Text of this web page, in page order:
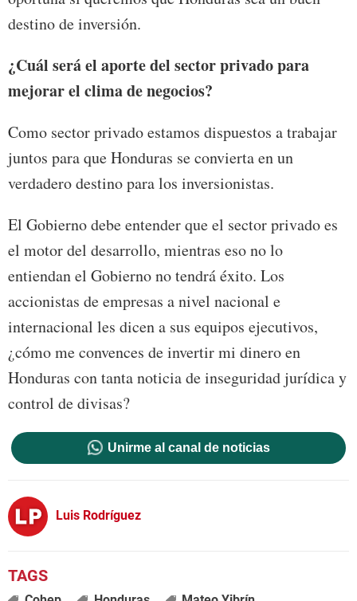
destino de inversión.
¿Cuál será el aporte del sector privado para
mejorar el clima de negocios?
Como sector privado estamos dispuestos a trabajar
juntos para que Honduras se convierta en un
verdadero destino para los inversionistas.
El Gobierno debe entender que el sector privado es
el motor del desarrollo, mientras eso no lo
entiendan el Gobierno no tendrá éxito. Los
accionistas de empresas a nivel nacional e
internacional les dicen a sus equipos ejecutivos,
¿cómo me convences de invertir mi dinero en
Honduras con tanta noticia de inseguridad jurídica y
control de divisas?
Unirme al canal de noticias
Luis Rodríguez